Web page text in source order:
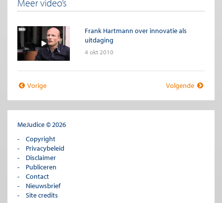
Meer video’s
Frank Hartmann over innovatie als
uitdaging
4 okt 2010
Vorige Volgende
MeJudice © 2026
Copyright
Privacybeleid
Disclaimer
Publiceren
Contact
Nieuwsbrief
Site credits